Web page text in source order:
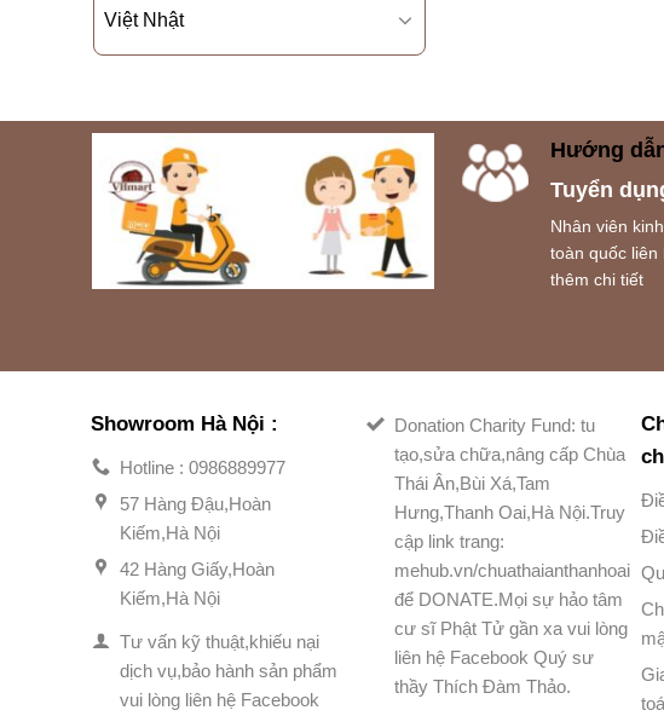
Việt Nhật
Hướng
Tuyển
Nhân viên
toàn quốc liên
thêm chi tiết
Showroom Hà Nội :
Hotline : 0986889977
57 Hàng Đậu,Hoàn
Kiếm,Hà Nội
42 Hàng Giấy,Hoàn
Kiếm,Hà Nội
Tư vấn kỹ thuật,khiếu nại
dịch vụ,bảo hành sản phẩm
vui lòng liên hệ Facebook
Donation Charity Fund: tu
tạo,sửa chữa,nâng cấp Chùa
Thái Ân,Bùi Xá,Tam
Hưng,Thanh Oai,Hà Nội.Truy
cập link trang:
mehub.vn/chuathaianthanhoai
để DONATE.Mọi sự hảo tâm
cư sĩ Phật Tử gần xa vui lòng
liên hệ Facebook Quý sư
thầy Thích Đàm Thảo.